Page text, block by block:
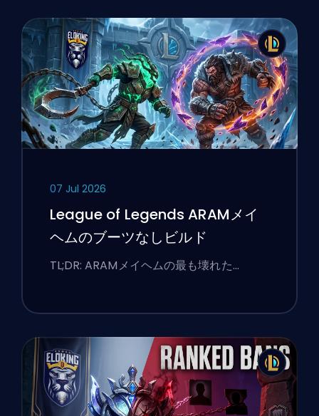
07 Jul 2026
League of Legends ARAMメイ
ヘムのブーツなしビルド
TL;DR: ARAMメイヘムの最も壊れた…